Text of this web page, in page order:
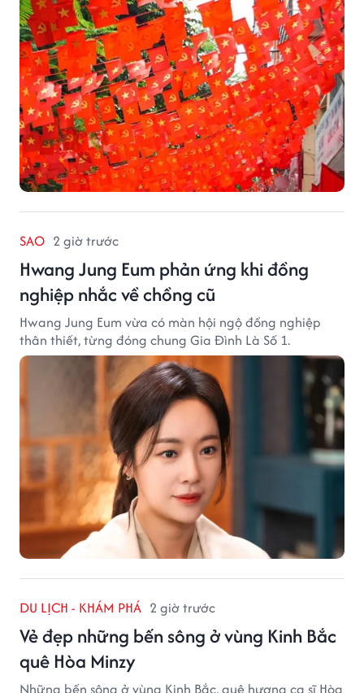
SAO 2 giờ trước
Hwang Jung Eum phản ứng khi đồng
nghiệp nhắc về chồng cũ
Hwang Jung Eum vừa có màn hội ngộ đồng nghiệp
thân thiết, từng đóng chung Gia Đình Là Số 1.
DU LỊCH - KHÁM PHÁ 2 giờ trước
Vẻ đẹp những bến sông ở vùng Kinh Bắc
quê Hòa Minzy